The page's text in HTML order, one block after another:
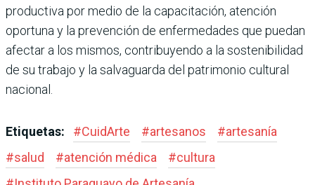
productiva por medio de la capacitación, atención
oportuna y la prevención de enfermedades que puedan
afectar a los mismos, contribuyendo a la sostenibilidad
de su trabajo y la salvaguarda del patrimonio cultural
nacional.
Etiquetas: #CuidArte #artesanos #artesanía
#salud #atención médica #cultura